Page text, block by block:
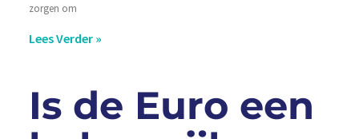
zorgen om
Lees Verder »
Is de Euro een